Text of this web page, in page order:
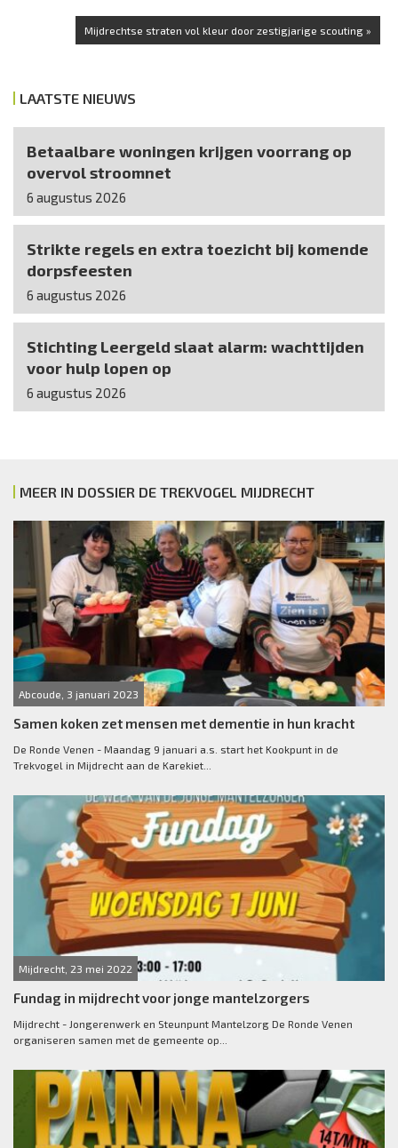
Mijdrechtse straten vol kleur door zestigjarige scouting »
LAATSTE NIEUWS
Betaalbare woningen krijgen voorrang op
overvol stroomnet
6 augustus 2026
Strikte regels en extra toezicht bij komende
dorpsfeesten
6 augustus 2026
Stichting Leergeld slaat alarm: wachttijden
voor hulp lopen op
6 augustus 2026
MEER IN DOSSIER DE TREKVOGEL MIJDRECHT
Abcoude, 3 januari 2023
Samen koken zet mensen met dementie in hun kracht
De Ronde Venen - Maandag 9 januari a.s. start het Kookpunt in de
Trekvogel in Mijdrecht aan de Karekiet...
Mijdrecht, 23 mei 2022
Fundag in mijdrecht voor jonge mantelzorgers
Mijdrecht - Jongerenwerk en Steunpunt Mantelzorg De Ronde Venen
organiseren samen met de gemeente op...